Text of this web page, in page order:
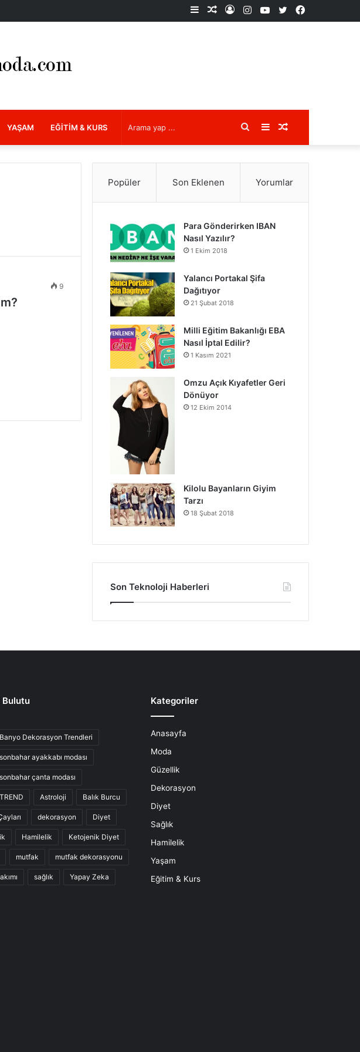
Facebook
X
YouTube
Instagram
Kayıt
Rastgele
Kenar
YAŞAM EĞITIM & KURS Rastgele
Makale
Kenar
Bölmesi
Arama
yap
9
Popüler Son Eklenen Yorumlar
Para Gönderirken IBAN
Nasıl Yazılır?
1 Ekim 2018
Yalancı Portakal Şifa
Dağıtıyor
21 Şubat 2018
Milli Eğitim Bakanlığı EBA
Nasıl İptal Edilir?
1 Kasım 2021
Omzu Açık Kıyafetler Geri
Dönüyor
12 Ekim 2014
Kilolu Bayanların Giyim
Tarzı
18 Şubat 2018
Son Teknoloji Haberleri
Bulutu
Dekorasyon Trendleri
ayakkabı modası
çanta modası
Astroloji Balık Burcu
dekorasyon Diyet
Hamilelik Ketojenik Diyet
mutfak mutfak dekorasyonu
sağlık Yapay Zeka
Kategoriler
Anasayfa
Moda
Güzellik
Dekorasyon
Diyet
Sağlık
Hamilelik
Yaşam
Eğitim & Kurs